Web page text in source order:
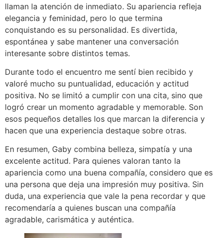
llaman la atención de inmediato. Su apariencia refleja
elegancia y feminidad, pero lo que termina
conquistando es su personalidad. Es divertida,
espontánea y sabe mantener una conversación
interesante sobre distintos temas.
Durante todo el encuentro me sentí bien recibido y
valoré mucho su puntualidad, educación y actitud
positiva. No se limitó a cumplir con una cita, sino que
logró crear un momento agradable y memorable. Son
esos pequeños detalles los que marcan la diferencia y
hacen que una experiencia destaque sobre otras.
En resumen, Gaby combina belleza, simpatía y una
excelente actitud. Para quienes valoran tanto la
apariencia como una buena compañía, considero que es
una persona que deja una impresión muy positiva. Sin
duda, una experiencia que vale la pena recordar y que
recomendaría a quienes buscan una compañía
agradable, carismática y auténtica.